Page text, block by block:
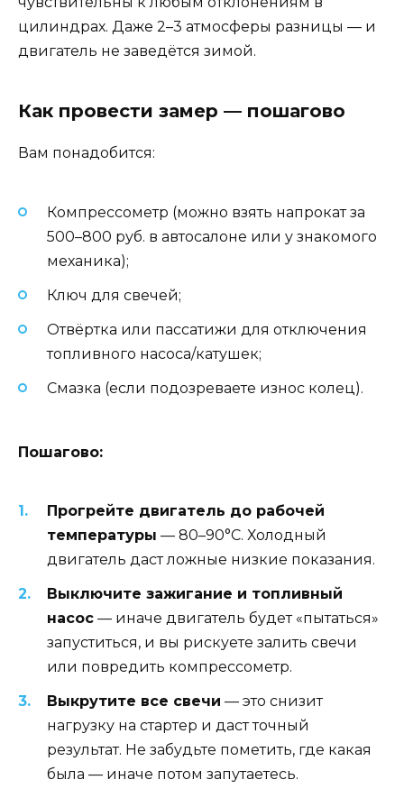
цилиндрах. Даже 2–3 атмосферы разницы — и
двигатель не заведётся зимой.
Как провести замер — пошагово
Вам понадобится:
Компрессометр (можно взять напрокат за
500–800 руб. в автосалоне или у знакомого
механика);
Ключ для свечей;
Отвёртка или пассатижи для отключения
топливного насоса/катушек;
Смазка (если подозреваете износ колец).
Пошагово:
Прогрейте двигатель до рабочей
температуры — 80–90°C. Холодный
двигатель даст ложные низкие показания.
Выключите зажигание и топливный
насос — иначе двигатель будет «пытаться»
запуститься, и вы рискуете залить свечи
или повредить компрессометр.
Выкрутите все свечи — это снизит
нагрузку на стартер и даст точный
результат. Не забудьте пометить, где какая
была — иначе потом запутаетесь.